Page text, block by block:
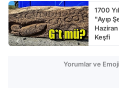
1700
"Ayıp
Keşfi
Yorumlar ve